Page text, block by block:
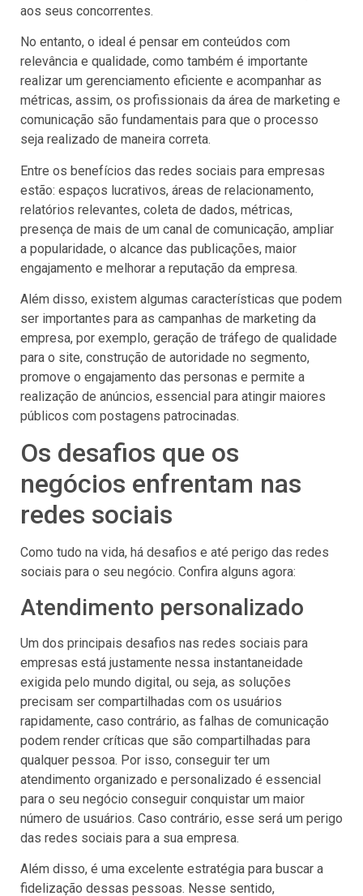
aos seus concorrentes.
No entanto, o ideal é pensar em conteúdos com
relevância e qualidade, como também é importante
realizar um gerenciamento eficiente e acompanhar as
métricas, assim, os profissionais da área de marketing e
comunicação são fundamentais para que o processo
seja realizado de maneira correta.
Entre os benefícios das redes sociais para empresas
estão: espaços lucrativos, áreas de relacionamento,
relatórios relevantes, coleta de dados, métricas,
presença de mais de um canal de comunicação, ampliar
a popularidade, o alcance das publicações, maior
engajamento e melhorar a reputação da empresa.
Além disso, existem algumas características que podem
ser importantes para as campanhas de marketing da
empresa, por exemplo, geração de tráfego de qualidade
para o site, construção de autoridade no segmento,
promove o engajamento das personas e permite a
realização de anúncios, essencial para atingir maiores
públicos com postagens patrocinadas.
Os desafios que os
negócios enfrentam nas
redes sociais
Como tudo na vida, há desafios e até perigo das redes
sociais para o seu negócio. Confira alguns agora:
Atendimento personalizado
Um dos principais desafios nas redes sociais para
empresas está justamente nessa instantaneidade
exigida pelo mundo digital, ou seja, as soluções
precisam ser compartilhadas com os usuários
rapidamente, caso contrário, as falhas de comunicação
podem render críticas que são compartilhadas para
qualquer pessoa. Por isso, conseguir ter um
atendimento organizado e personalizado é essencial
para o seu negócio conseguir conquistar um maior
número de usuários. Caso contrário, esse será um perigo
das redes sociais para a sua empresa.
Além disso, é uma excelente estratégia para buscar a
fidelização dessas pessoas. Nesse sentido,